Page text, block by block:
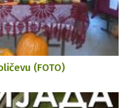
(FOTO)